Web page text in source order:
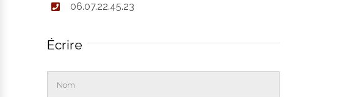
06.07.22.45.23
Écrire